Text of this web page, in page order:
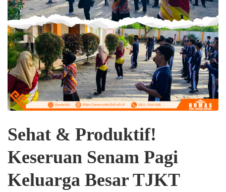
Sehat & Produktif!
Keseruan Senam Pagi
Keluarga Besar TJKT